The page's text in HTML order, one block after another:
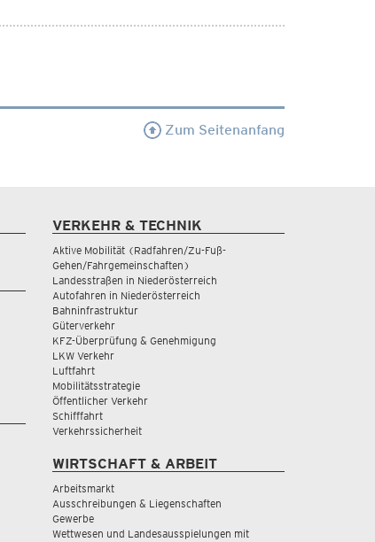
Zum Seitenanfang
VERKEHR & TECHNIK
Aktive Mobilität (Radfahren/Zu-Fuß-
Gehen/Fahrgemeinschaften)
Landesstraßen in Niederösterreich
Autofahren in Niederösterreich
Bahninfrastruktur
Güterverkehr
KFZ-Überprüfung & Genehmigung
LKW Verkehr
Luftfahrt
Mobilitätsstrategie
Öffentlicher Verkehr
Schifffahrt
Verkehrssicherheit
WIRTSCHAFT & ARBEIT
Arbeitsmarkt
Ausschreibungen & Liegenschaften
Gewerbe
Wettwesen und Landesausspielungen mit